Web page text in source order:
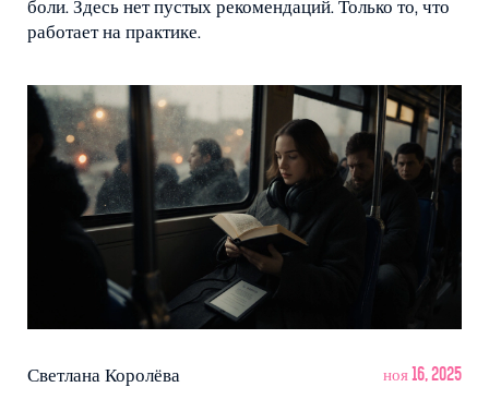
боли. Здесь нет пустых рекомендаций. Только то, что
работает на практике.
Светлана Королёва ноя 16, 2025